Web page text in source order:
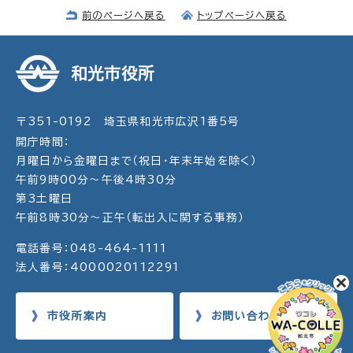
前のページへ戻る トップページへ戻る
和光市役所
〒351-0192 埼玉県和光市広沢1番5号
開庁時間：
月曜日から金曜日まで（祝日・年末年始を除く）
午前9時00分～午後4時30分
第3土曜日
午前8時30分～正午（転出入に関する事務）
電話番号：048-464-1111
法人番号：4000020112291
市役所案内 お問い合わせ